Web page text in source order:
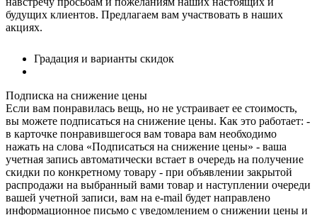
будущих клиентов. Предлагаем вам участвовать в наших
акциях.
Градация и варианты скидок
Подписка на снижение цены
Если вам понравилась вещь, но не устраивает ее стоимость,
вы можете подписаться на снижение цены. Как это работает: -
в карточке понравившегося вам товара вам необходимо
нажать на слова «Подписаться на снижение цены» - ваша
учетная запись автоматически встает в очередь на получение
скидки по конкретному товару - при объявлении закрытой
распродажи на выбранный вами товар и наступлении очереди
вашей учетной записи, вам на e-mail будет направлено
информационное письмо с уведомлением о снижении цены и